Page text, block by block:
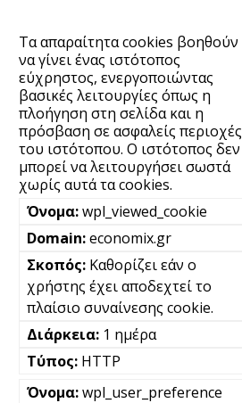
Τα απαραίτητα cookies βοηθούν
να γίνει ένας ιστότοπος
εύχρηστος, ενεργοποιώντας
βασικές λειτουργίες όπως η
πλοήγηση στη σελίδα και η
πρόσβαση σε ασφαλείς περιοχές
του ιστότοπου. Ο ιστότοπος δεν
μπορεί να λειτουργήσει σωστά
χωρίς αυτά τα cookies.
wpl_viewed_cookie
economix.gr
Καθορίζει εάν ο
χρήστης έχει αποδεχτεί το
πλαίσιο συναίνεσης cookie.
1 ημέρα
HTTP
wpl_user_preference